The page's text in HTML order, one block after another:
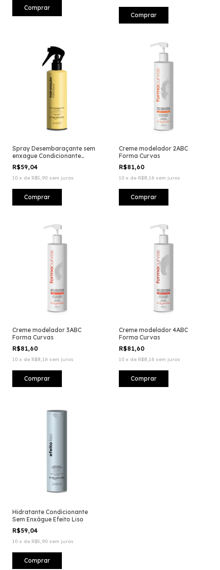
Spray Desembaraçante sem
enxague Condicionante
Hidratação Intensiva
R$59,04
10 x de R$5,90 sem juros
Creme modelador 2ABC
Forma Curvas
R$81,60
10 x de R$8,16 sem juros
Creme modelador 3ABC
Forma Curvas
R$81,60
10 x de R$8,16 sem juros
Creme modelador 4ABC
Forma Curvas
R$81,60
10 x de R$8,16 sem juros
Hidratante Condicionante
Sem Enxágue Efeito Liso
R$59,04
10 x de R$5,90 sem juros